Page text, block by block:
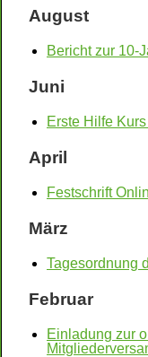
August
Bericht zur 10-
Juni
Erste Hilfe
April
Festschrift
März
Tagesordnung
Februar
Einladung zur